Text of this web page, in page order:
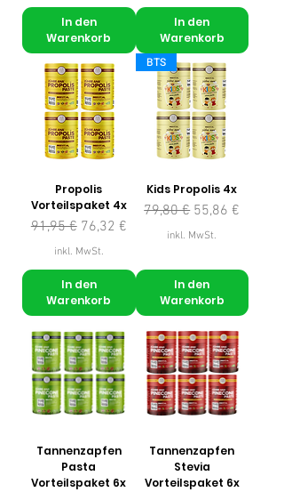
In den
Warenkorb
In den
Warenkorb
Propolis
Vorteilspaket 4x
Standardpreis
91,95 € Sale-Preis
76,32 €
inkl. MwSt.
In den
Warenkorb
BTS
Kids Propolis 4x
Standardpreis
79,80 € Sale-Preis
55,86 €
inkl. MwSt.
In den
Warenkorb
Tannenzapfen
Pasta
Vorteilspaket 6x
Tannenzapfen
Stevia
Vorteilspaket 6x